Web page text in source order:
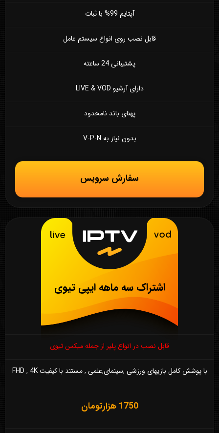
آپتایم 99% با ثبات
قابل نصب روی انواع سیستم عامل
پشتیبانی 24 ساعته
دارای آرشیو LIVE & VOD
پهنای باند نامحدود
بدون نیاز به V-P-N
سفارش سرویس
اشتراک سه ماهه ایپی تیوی
قابل نصب در انواع پلیر از جمله میکس تیوی
با پوشش کامل بازیهای ورزشی ,سینمای,علمی , مستند با کیفیت FHD , 4K
1750 هزارتومان